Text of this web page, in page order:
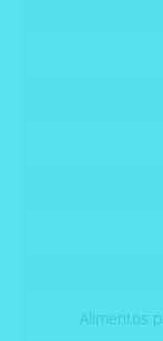
Alimentos